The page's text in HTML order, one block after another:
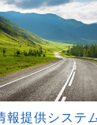
報提供システ